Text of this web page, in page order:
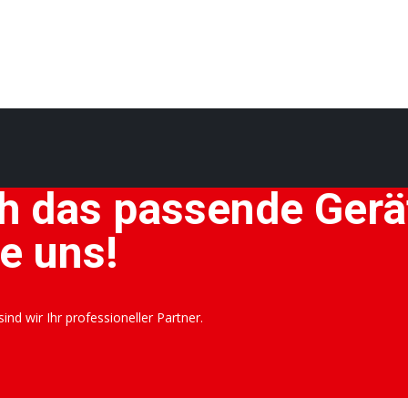
das passende
uns!
wir Ihr professioneller Partner.